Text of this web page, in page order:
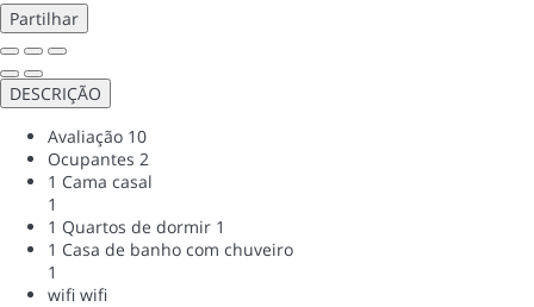
Partilhar
DESCRIÇÃO
Avaliação 10
Ocupantes 2
1 Cama casal
1
1 Quartos de dormir 1
1 Casa de banho com chuveiro
1
wifi wifi